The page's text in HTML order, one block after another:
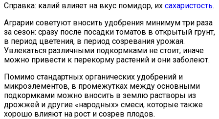
Справка: калий влияет на вкус помидор, их сахаристость.
Аграрии советуют вносить удобрения минимум три раза
за сезон: сразу после посадки томатов в открытый грунт,
в период цветения, в период созревания урожая.
Увлекаться различными подкормками не стоит, иначе
можно привести к перекорму растений и они заболеют.
Помимо стандартных органических удобрений и
микроэлементов, в промежутках между основными
подкормками можно вносить в землю растворы из
дрожжей и другие «народных» смеси, которые также
хорошо влияют на рост и созрев плодов.